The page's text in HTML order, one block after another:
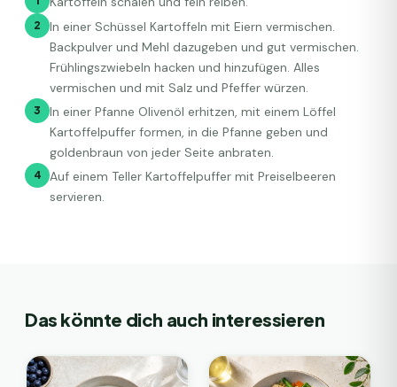
2
In einer Schüssel Kartoffeln mit Eiern vermischen.
Backpulver und Mehl dazugeben und gut vermischen.
Frühlingszwiebeln hacken und hinzufügen. Alles
vermischen und mit Salz und Pfeffer würzen.
3
In einer Pfanne Olivenöl erhitzen, mit einem Löffel
Kartoffelpuffer formen, in die Pfanne geben und
goldenbraun von jeder Seite anbraten.
4
Auf einem Teller Kartoffelpuffer mit Preiselbeeren
servieren.
Das könnte dich auch interessieren